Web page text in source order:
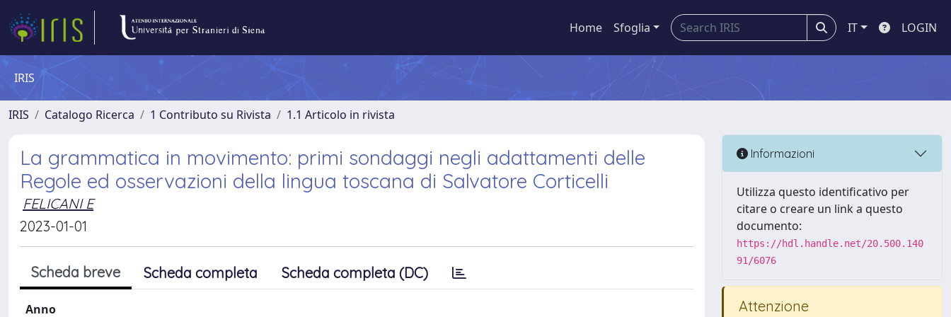
Home Sfoglia IT LOGIN
IRIS
IRIS Catalogo Ricerca 1 Contributo su Rivista 1.1 Articolo in rivista
La grammatica in movimento: primi sondaggi negli adattamenti delle
Regole ed osservazioni della lingua toscana di Salvatore Corticelli
FELICANI E
2023-01-01
Scheda breve Scheda completa Scheda completa (DC)
Anno
Informazioni
Utilizza questo identificativo per
citare o creare un link a questo
documento:
https://hdl.handle.net/20.500.140
91/6076
Attenzione